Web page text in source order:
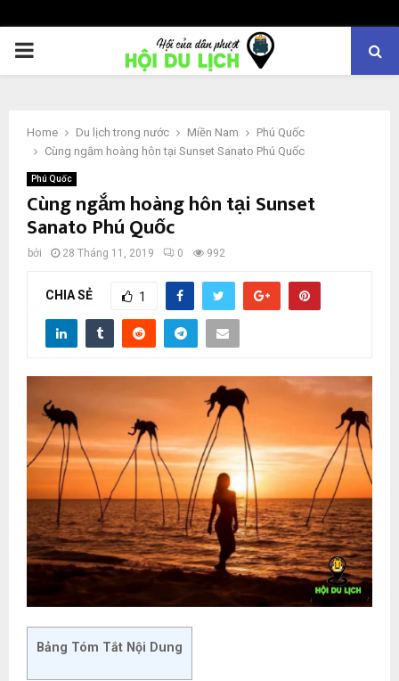
PRIMARY
Home Du lịch trong nước Miền Nam
Phú Quốc
Cùng ngắm hoàng hôn tại Sunset Sanato Phú Quốc
Phú Quốc
Cùng ngắm hoàng hôn tại Sunset
Sanato Phú Quốc
bởi 28 Tháng 11, 2019 0 992
CHIA SẺ 1
Bảng Tóm Tắt Nội Dung